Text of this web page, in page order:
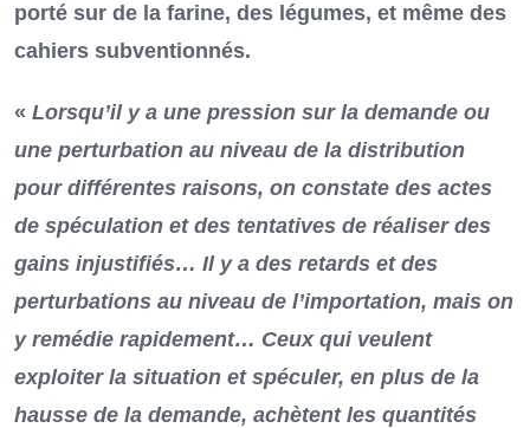
porté sur de la farine, des légumes, et même des
cahiers subventionnés.
« Lorsqu’il y a une pression sur la demande ou
une perturbation au niveau de la distribution
pour différentes raisons, on constate des actes
de spéculation et des tentatives de réaliser des
gains injustifiés… Il y a des retards et des
perturbations au niveau de l’importation, mais on
y remédie rapidement… Ceux qui veulent
exploiter la situation et spéculer, en plus de la
hausse de la demande, achètent les quantités